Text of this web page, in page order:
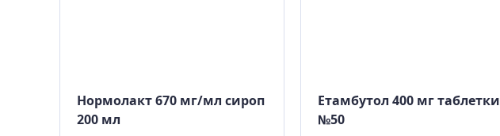
Нормолакт 670 мг/мл сироп
200 мл
Етамбутол 400 мг таблетки
№50